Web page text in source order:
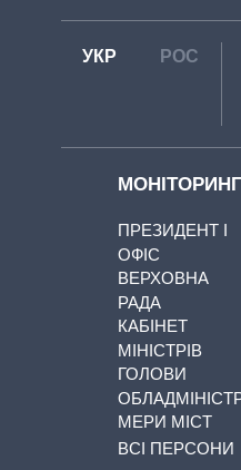
УКР РОС
МОНІТОРИНГ
ПРЕЗИДЕНТ І
ОФІС
ВЕРХОВНА
РАДА
КАБІНЕТ
МІНІСТРІВ
ГОЛОВИ
МЕРИ МІСТ
ВСІ ПЕРСОНИ